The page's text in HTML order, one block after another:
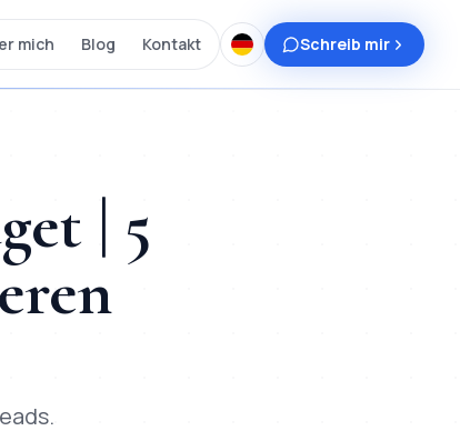
mich Blog Kontakt Schreib mir
| 5